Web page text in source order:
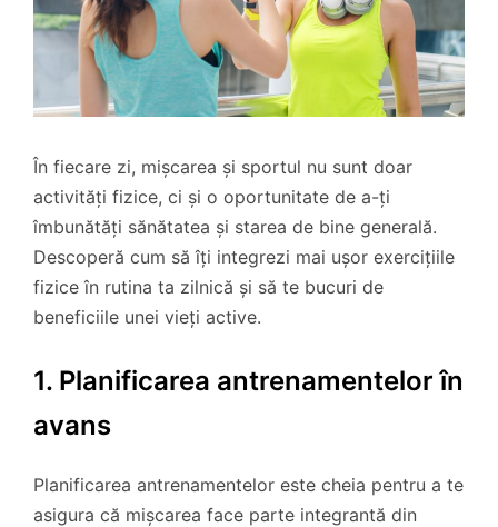
În fiecare zi, mișcarea și sportul nu sunt doar
activități fizice, ci și o oportunitate de a-ți
îmbunătăți sănătatea și starea de bine generală.
Descoperă cum să îți integrezi mai ușor exercițiile
fizice în rutina ta zilnică și să te bucuri de
beneficiile unei vieți active.
1. Planificarea antrenamentelor în
avans
Planificarea antrenamentelor este cheia pentru a te
asigura că mișcarea face parte integrantă din